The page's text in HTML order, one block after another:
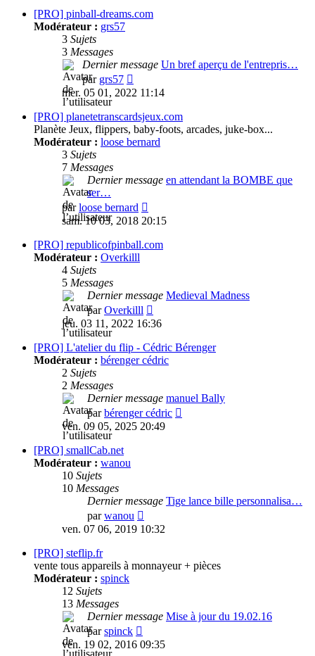
[PRO] pinball-dreams.com
Modérateur : grs57
3 Sujets
3 Messages
Dernier message Un bref aperçu de l'entrepris…
par grs57
le
message
mer. 05 01, 2022 11:14
[PRO] planetetranscardsjeux.com
Planète Jeux, flippers, baby-foots, arcades, juke-box...
Modérateur : loose bernard
3 Sujets
7 Messages
Dernier message en attendant la BOMBE que
ser…
parloose bernard
le
message
sam. 10 03, 2018 20:15
[PRO] republicofpinball.com
Modérateur : Overkilll
4 Sujets
5 Messages
Dernier message Medieval Madness
parOverkilll
le
message
jeu. 03 11, 2022 16:36
[PRO] L'atelier du flip - Cédric Bérenger
Modérateur : bérenger cédric
2 Sujets
2 Messages
Dernier message manuel Bally
parbérenger cédric
ven. 09 05, 2025 20:49
[PRO] smallCab.net
Modérateur : wanou
10 Sujets
10 Messages
Dernier message Tige lance bille personnalisa…
parwanou
le
ven. 07 06, 2019 10:32
[PRO] steflip.fr
vente tous appareils à monnayeur + pièces
Modérateur : spinck
12 Sujets
13 Messages
Dernier message Mise à jour du 19.02.16
parspinck
le
ven. 19 02, 2016 09:35